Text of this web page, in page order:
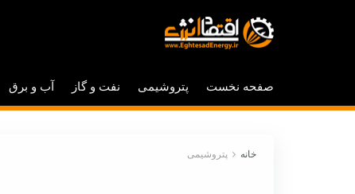
صفحه نخست پتروشیمی نفت و گاز آب و برق
خانه پتروشیمی